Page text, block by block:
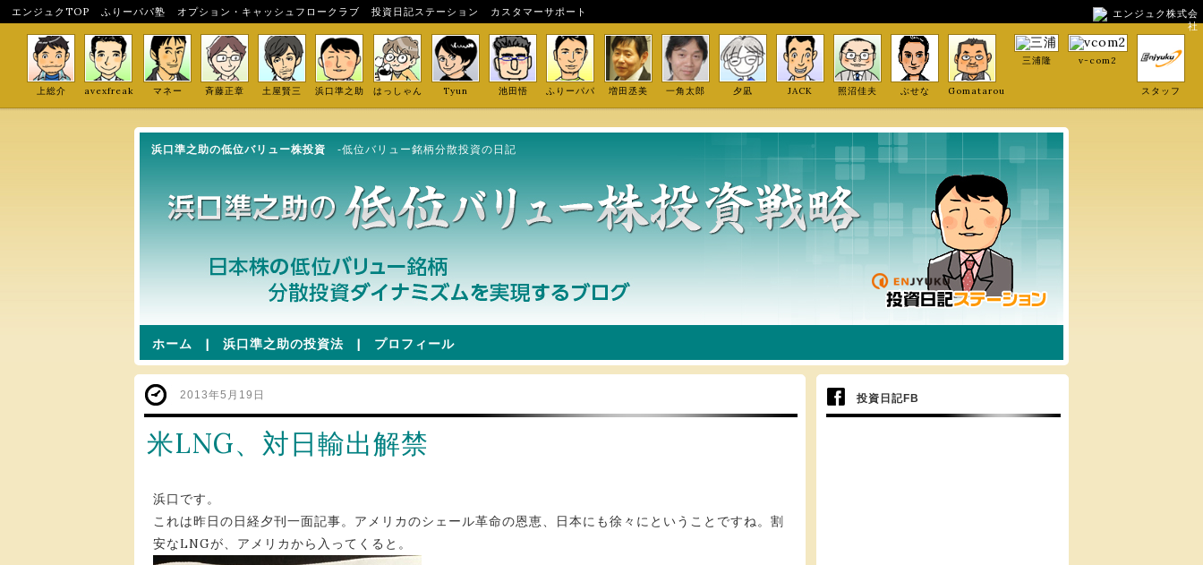
エンジュクTOP ふりーパパ塾 オプション・キャッシュフロークラブ 投資日記ステーション カスタマーサポート
エンジュク株式会
社
上総介 avexfreak マネー 斉藤正章 土屋賢三 浜口準之助 はっしゃん Tyun 池田悟 ふりーパパ 増田丞美 一角太郎 夕凪 JACK 照沼佳夫 ぶせな Gomatarou
三浦隆 v-com2
スタッフ
浜口準之助の低位バリュー株投資 -低位バリュー銘柄分散投資の日記
ホーム | 浜口準之助の投資法 | プロフィール
2013年5月19日
米LNG、対日輸出解禁
浜口です。
これは昨日の日経夕刊一面記事。アメリカのシェール革命の恩恵、日本にも徐々にということですね。割
安なLNGが、アメリカから入ってくると。
投資日記FB